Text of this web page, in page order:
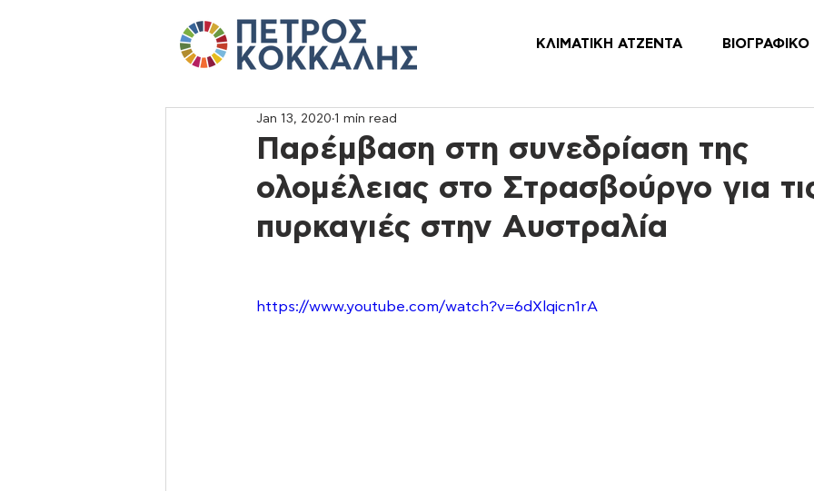
ΚΛΙΜΑΤΙΚΗ ΑΤΖΕΝΤΑ ΒΙΟΓΡΑΦΙΚΟ
Παρέμβαση στη συνεδρίαση της
ολομέλειας στο Στρασβούργο για
πυρκαγιές στην Αυστραλία
Jan 13, 2020 1 min read
https://www.youtube.com/watch?v=6dXlqicn1rA